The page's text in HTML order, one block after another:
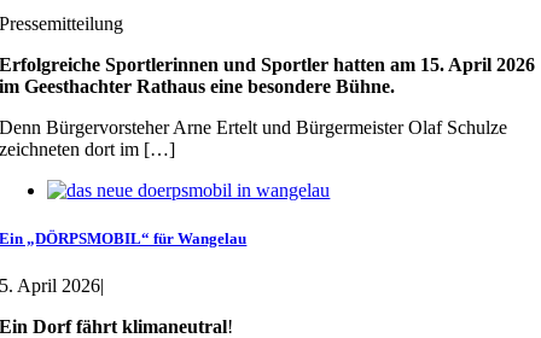
Pressemitteilung
Erfolgreiche Sportlerinnen und Sportler hatten am 15. April 2026
im Geesthachter Rathaus eine besondere Bühne.
Denn Bürgervorsteher Arne Ertelt und Bürgermeister Olaf Schulze
zeichneten dort im […]
Ein „DÖRPSMOBIL“ für Wangelau
5. April 2026|
Ein Dorf fährt klimaneutral!